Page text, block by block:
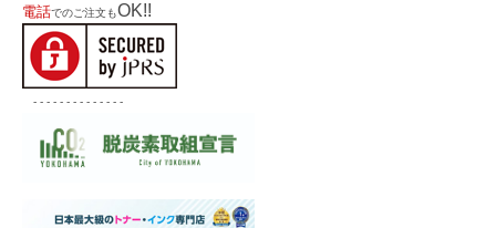
電話でのご注文もOK!!
- - - - - - - - - - - - - -